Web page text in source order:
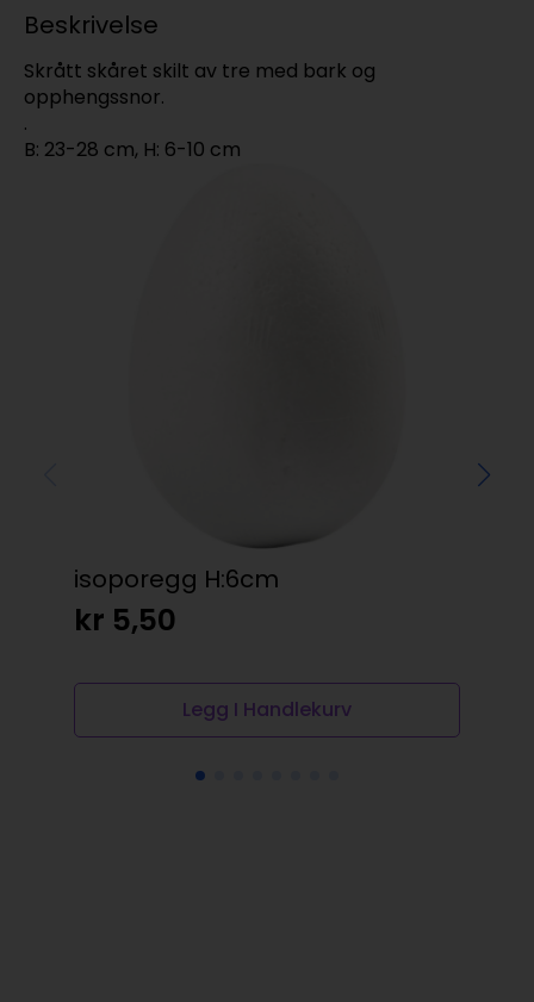
Beskrivelse
Skrått skåret skilt av tre med bark og
opphengssnor.
.
B: 23-28 cm, H: 6-10 cm
isoporegg H:6cm
kr 5,50
Legg I Handlekurv